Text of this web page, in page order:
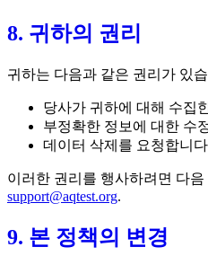
8. 귀하의 권리
귀하는 다음과 같은 권리가 있
당사가 귀하에 대해 수집
부정확한 정보에 대한 수
데이터 삭제를 요청합니
이러한 권리를 행사하려면 다
support@aqtest.org.
9. 본 정책의 변경